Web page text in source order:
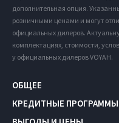
дополнительная опция.
розничными ценами и могут
официальных дилеров.
комплектациях, стоимости,
у официальных дилеров VOYAH.
ОБЩЕЕ
КРЕДИТНЫЕ ПРОГРАММЫ